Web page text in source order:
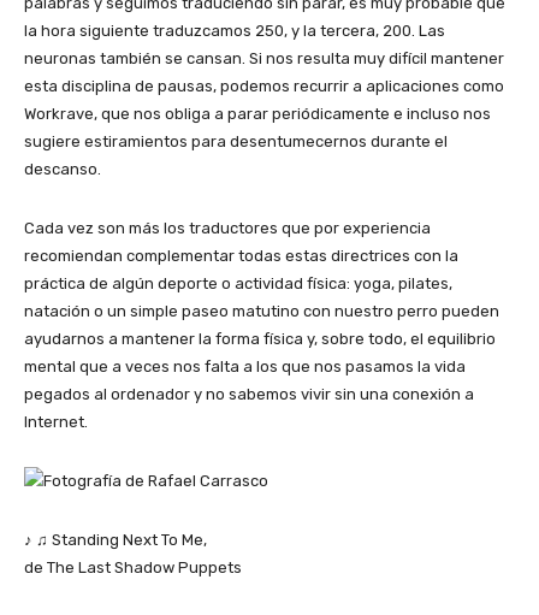
la hora siguiente traduzcamos 250, y la tercera, 200. Las
neuronas también se cansan. Si nos resulta muy difícil mantener
esta disciplina de pausas, podemos recurrir a aplicaciones como
Workrave, que nos obliga a parar periódicamente e incluso nos
sugiere estiramientos para desentumecernos durante el
descanso.
Cada vez son más los traductores que por experiencia
recomiendan complementar todas estas directrices con la
práctica de algún deporte o actividad física: yoga, pilates,
natación o un simple paseo matutino con nuestro perro pueden
ayudarnos a mantener la forma física y, sobre todo, el equilibrio
mental que a veces nos falta a los que nos pasamos la vida
pegados al ordenador y no sabemos vivir sin una conexión a
Internet.
♪ ♫ Standing Next To Me,
de The Last Shadow Puppets